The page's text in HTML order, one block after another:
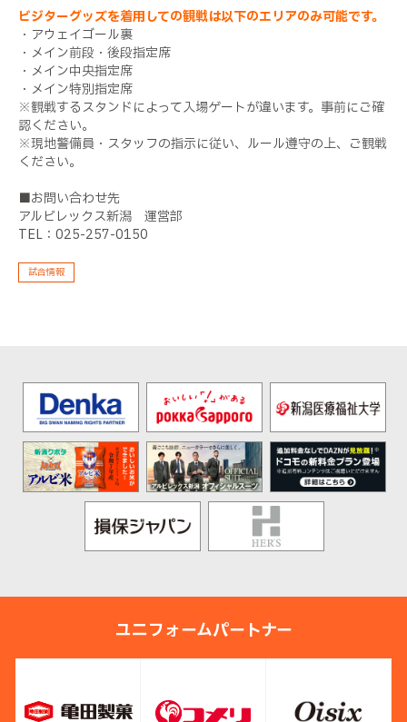
ビジターグッズを着用しての観戦は以下のエリアのみ可能です。
・アウェイゴール裏
・メイン前段・後段指定席
・メイン中央指定席
・メイン特別指定席
※観戦するスタンドによって入場ゲートが違います。事前にご確
認ください。
※現地警備員・スタッフの指示に従い、ルール遵守の上、ご観戦
ください。
■お問い合わせ先
アルビレックス新潟 運営部
TEL：025-257-0150
試合情報
ユニフォームパートナー